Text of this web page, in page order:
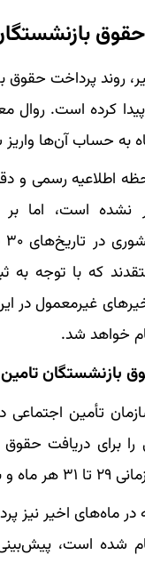
روند پرداخت
کرده است.
به حساب آن‌ها
نشده است، اما
که با توجه
غیرمعمول در
خواهد شد.
بازنشستگان تامین
تأمین اجتماعی
برای دریافت
واریز می‌شود.
شده است،